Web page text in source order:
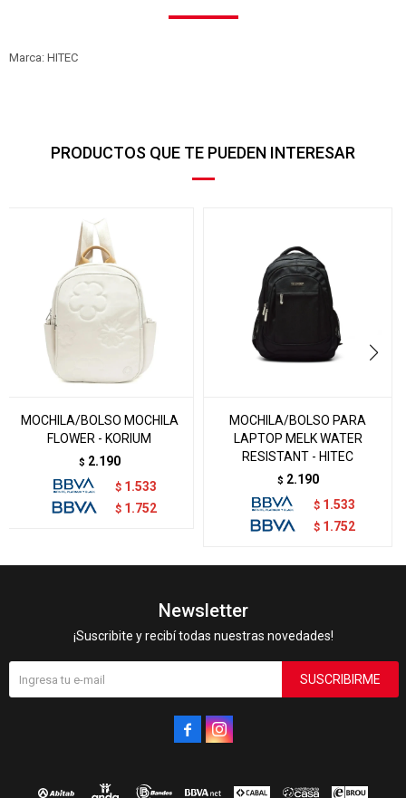
Marca: HITEC
PRODUCTOS QUE TE PUEDEN INTERESAR
MOCHILA/BOLSO MOCHILA
FLOWER - KORIUM
$ 2.190
$ 1.533
$ 1.752
MOCHILA/BOLSO PARA
LAPTOP MELK WATER
RESISTANT - HITEC
$ 2.190
$ 1.533
$ 1.752
Newsletter
¡Suscribite y recibí todas nuestras novedades!
SUSCRIBIRME
 